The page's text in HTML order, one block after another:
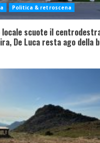
Politica & retroscena
locale scuote il
De Luca resta ago della